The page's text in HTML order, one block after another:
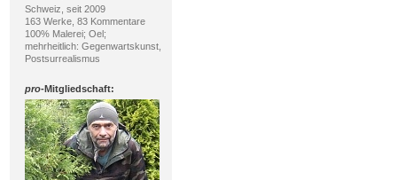
Schweiz, seit 2009
163 Werke, 83 Kommentare
100% Malerei; Oel;
mehrheitlich: Gegenwartskunst,
Postsurrealismus
pro-Mitgliedschaft: